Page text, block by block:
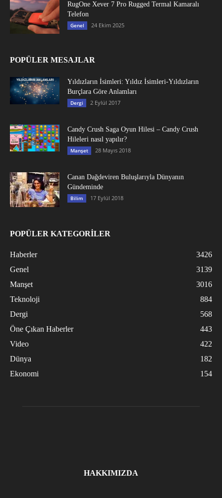
RugOne Xever 7 Pro Rugged Termal Kamaralı
Telefon
Genel 24 Ekim 2025
POPÜLER MESAJLAR
Yıldızların İsimleri: Yıldız İsimleri-Yıldızların
Burçlara Göre Anlamları
Dergi 2 Eylül 2017
Candy Crush Saga Oyun Hilesi – Candy Crush
Hileleri nasıl yapılır?
Manşet 28 Mayıs 2018
Canan Dağdeviren Buluşlarıyla Dünyanın
Gündeminde
Bilim 17 Eylül 2018
POPÜLER KATEGORİLER
Haberler
3426
Genel
3139
Manşet
3016
Teknoloji
884
Dergi
568
Öne Çıkan Haberler
443
Video
422
Dünya
182
Ekonomi
154
HAKKIMIZDA